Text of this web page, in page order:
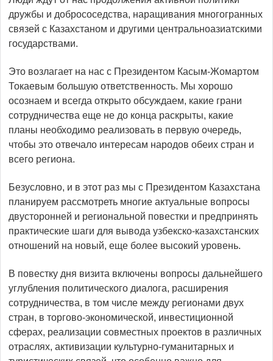
дружбы и добрососедства, наращивания многогранных
связей с Казах­станом и другими центрально­азиатскими
государствами.
Это возлагает на нас с Президентом Касым-Жомартом
Токаевым большую ответственность. Мы хорошо
осознаем и всегда открыто обсуждаем, какие грани
сотрудничества еще не до конца раскрыты, какие
планы необходимо реализовать в первую очередь,
чтобы это отвечало интересам народов обеих стран и
всего региона.
Безусловно, и в этот раз мы с Президентом Казахстана
планируем рассмотреть многие актуальные вопросы
двусторонней и региональной повестки и предпринять
практические шаги для вывода узбекско-казахстанских
отношений на новый, еще более высокий уровень.
В повестку дня визита включены воп­росы дальнейшего
углуб­ления политического диалога, расширения
сотрудничества, в том числе между регионами двух
стран, в торгово-экономической, инвестиционной
сферах, реализации совместных проектов в различных
отраслях, активизации культурно-гуманитарных и